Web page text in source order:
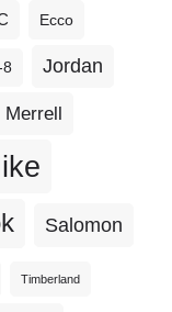
Ecco
8 Jordan
Merrell
Salomon
Timberland